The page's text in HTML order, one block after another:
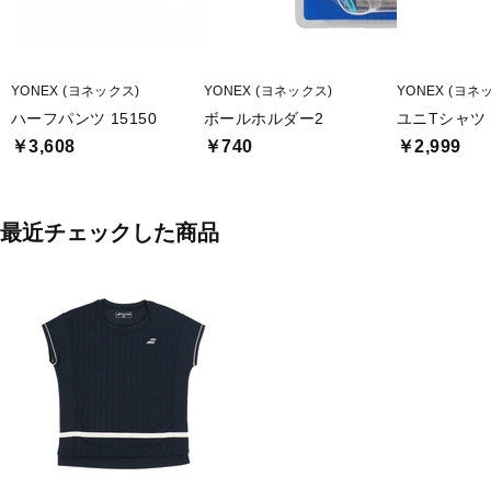
YONEX (ヨネックス)
ハーフパンツ 15150
￥3,608
YONEX (ヨネックス)
ボールホルダー2
￥740
YONEX (ヨネ
ユニTシャツ
￥2,999
最近チェックした商品